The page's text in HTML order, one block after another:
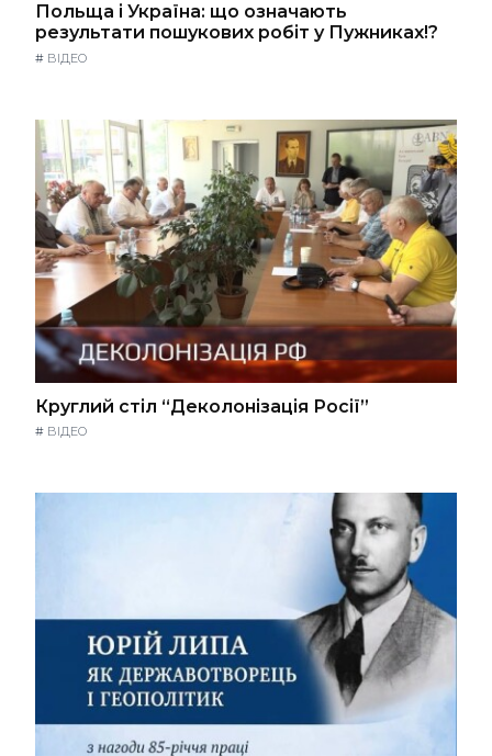
Польща і Україна: що означають
результати пошукових робіт у Пужниках!?
# ВІДЕО
Круглий стіл “Деколонізація Росії”
# ВІДЕО